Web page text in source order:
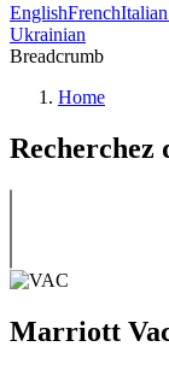
EnglishFrenchItalian
Ukrainian
Breadcrumb
Home
Recherchez
Marriott